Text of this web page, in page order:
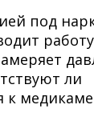
под
работу
ли
к